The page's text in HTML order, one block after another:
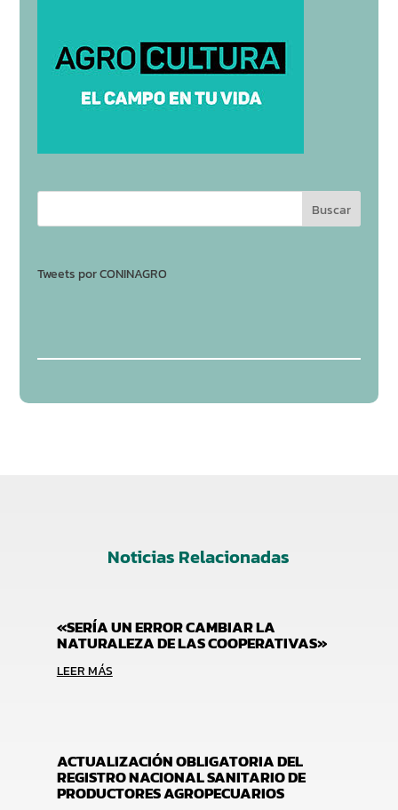
Tweets por CONINAGRO
Noticias Relacionadas
«SERÍA UN ERROR CAMBIAR LA
NATURALEZA DE LAS COOPERATIVAS»
LEER MÁS
ACTUALIZACIÓN OBLIGATORIA DEL
REGISTRO NACIONAL SANITARIO DE
PRODUCTORES AGROPECUARIOS